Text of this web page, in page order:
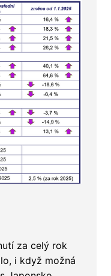
za celý rok
i když možná